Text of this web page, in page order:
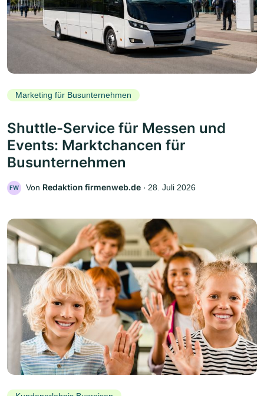
Marketing für Busunternehmen
Shuttle-Service für Messen und
Events: Marktchancen für
Busunternehmen
FW Von Redaktion firmenweb.de ‧ 28. Juli 2026